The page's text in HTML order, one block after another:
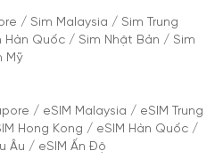
/ Sim Malaysia / Sim Trung
Hàn Quốc / Sim Nhật Bản / Sim
Mỹ
/ eSIM Malaysia / eSIM Trung
Hong Kong / eSIM Hàn Quốc /
Âu / eSIM Ấn Độ